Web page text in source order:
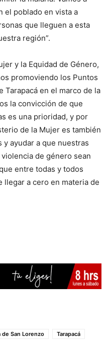
el poblado en vista a
que lleguen a esta
región”.
y la Equidad de Género,
promoviendo los Puntos
Tarapacá en el marco de la
la convicción de que
es una prioridad, y por
de la Mujer es también
y ayudar a que nuestras
de género sean
entre todas y todos
llegar a cero en materia de
de San Lorenzo Tarapacá